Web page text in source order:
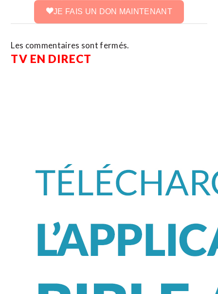
JE FAIS UN DON MAINTENANT
Les commentaires sont fermés.
TV EN DIRECT